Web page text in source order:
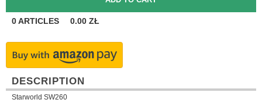
0ARTICLES 0.00 ZŁ
DESCRIPTION
Starworld SW260